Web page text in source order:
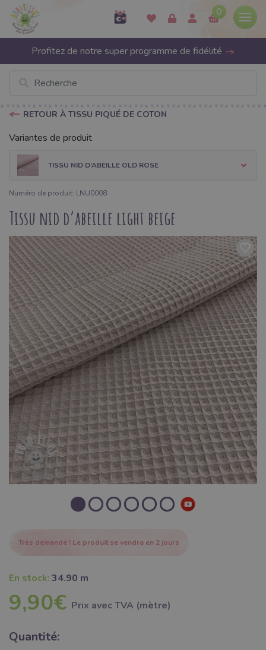
0
Profitez de notre super programme de fidélité
RETOUR À TISSU PIQUÉ DE COTON
Variantes de produit
TISSU NID D’ABEILLE OLD ROSE
Numéro de produit: LNU0008
Tissu nid d’abeille light beige
Très demandé ! Le produit se vendra en 2 jours
En stock:34.90 m
9,90€ Prix ​​avec TVA (mètre)
Quantité: